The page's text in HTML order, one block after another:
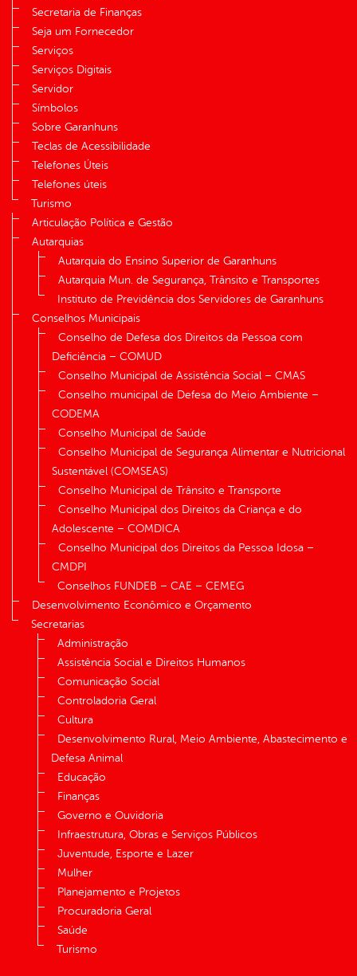
Secretaria de Finanças
Seja um Fornecedor
Serviços
Serviços Digitais
Servidor
Símbolos
Sobre Garanhuns
Teclas de Acessibilidade
Telefones Úteis
Telefones úteis
Turismo
Articulação Política e Gestão
Autarquias
Autarquia do Ensino Superior de Garanhuns
Autarquia Mun. de Segurança, Trânsito e Transportes
Instituto de Previdência dos Servidores de Garanhuns
Conselhos Municipais
Conselho de Defesa dos Direitos da Pessoa com
Deficiência – COMUD
Conselho Municipal de Assistência Social – CMAS
Conselho municipal de Defesa do Meio Ambiente –
CODEMA
Conselho Municipal de Saúde
Conselho Municipal de Segurança Alimentar e Nutricional
Sustentável (COMSEAS)
Conselho Municipal de Trânsito e Transporte
Conselho Municipal dos Direitos da Criança e do
Adolescente – COMDICA
Conselho Municipal dos Direitos da Pessoa Idosa –
CMDPI
Conselhos FUNDEB – CAE – CEMEG
Desenvolvimento Econômico e Orçamento
Secretarias
Administração
Assistência Social e Direitos Humanos
Comunicação Social
Controladoria Geral
Cultura
Desenvolvimento Rural, Meio Ambiente, Abastecimento e
Defesa Animal
Educação
Finanças
Governo e Ouvidoria
Infraestrutura, Obras e Serviços Públicos
Juventude, Esporte e Lazer
Mulher
Planejamento e Projetos
Procuradoria Geral
Saúde
Turismo